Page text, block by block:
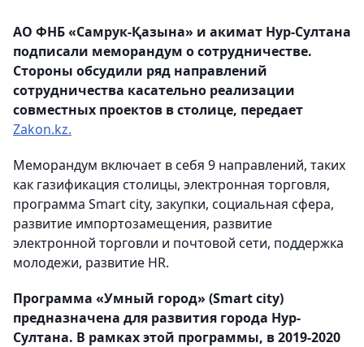
АО ФНБ «Самрук-Қазына» и акимат Нур-Султана
подписали меморандум о сотрудничестве.
Стороны обсудили ряд направлений
сотрудничества касательно реализации
совместных проектов в столице, передает
Zakon.kz.
Меморандум включает в себя 9 направлений, таких
как газификация столицы, электронная торговля,
программа Smart city, закупки, социальная сфера,
развитие импортозамещения, развитие
электронной торговли и почтовой сети, поддержка
молодежи, развитие HR.
Программа «Умный город» (Smart city)
предназначена для развития города Нур-
Султана. В рамках этой программы, в 2019-2020